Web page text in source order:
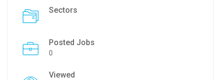
Sectors
Posted Jobs
0
Viewed